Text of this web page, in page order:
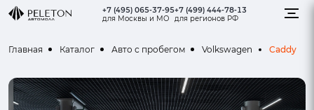
+7 (495) 065-37-95
для Москвы и МО
+7 (499) 444-78-13
для регионов РФ
Главная Каталог Авто с пробегом Volkswagen Caddy